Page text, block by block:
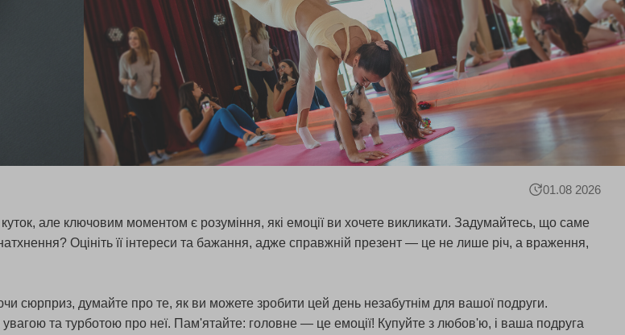
01.08 2026
але ключовим моментом є розуміння, які емоції ви хочете викликати. Задумайтесь, що саме
Оцініть її інтереси та бажання, адже справжній презент — це не лише річ, а враження,
сюрприз, думайте про те, як ви можете зробити цей день незабутнім для вашої подруги.
та турботою про неї. Пам'ятайте: головне — це емоції! Купуйте з любов'ю, і ваша подруга